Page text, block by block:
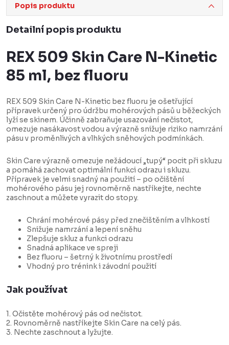
Popis produktu
Detailní popis produktu
REX 509 Skin Care N-Kinetic
85 ml, bez fluoru
REX 509 Skin Care N-Kinetic bez fluoru je ošetřující
přípravek určený pro údržbu mohérových pásů u běžeckých
lyží se skinem. Účinně zabraňuje usazování nečistot,
omezuje nasákavost vodou a výrazně snižuje riziko namrzání
pásu v proměnlivých a vlhkých sněhových podmínkách.
Skin Care výrazně omezuje nežádoucí „tupý“ pocit při skluzu
a pomáhá zachovat optimální funkci odrazu i skluzu.
Přípravek je velmi snadný na použití – po očištění
mohérového pásu jej rovnoměrně nastříkejte, nechte
zaschnout a můžete vyrazit do stopy.
Chrání mohérové pásy před znečištěním a vlhkostí
Snižuje namrzání a lepení sněhu
Zlepšuje skluz a funkci odrazu
Snadná aplikace ve spreji
Bez fluoru – šetrný k životnímu prostředí
Vhodný pro trénink i závodní použití
Jak používat
1. Očistěte mohérový pás od nečistot.
2. Rovnoměrně nastříkejte Skin Care na celý pás.
3. Nechte zaschnout a lyžujte.